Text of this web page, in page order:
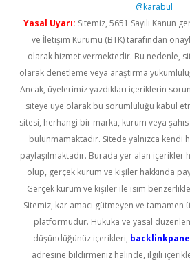
@karabul
Yasal Uyarı: Sitemiz, 5651 Sayılı Kanun
ve İletişim Kurumu (BTK) tarafından
olarak hizmet vermektedir. Bu nedenle,
olarak denetleme veya araştırma
Ancak, üyelerimiz yazdıkları içeriklerin
siteye üye olarak bu sorumluluğu kabul
sitesi, herhangi bir marka, kurum veya
bulunmamaktadır. Sitede yalnızca kendi
paylaşılmaktadır. Burada yer alan içerikler
olup, gerçek kurum ve kişiler hakkında
Gerçek kurum ve kişiler ile isim
Sitemiz, kar amacı gütmeyen ve tamamen
platformudur. Hukuka ve yasal
düşündüğünüz içerikleri,
adresine bildirmeniz halinde, ilgili